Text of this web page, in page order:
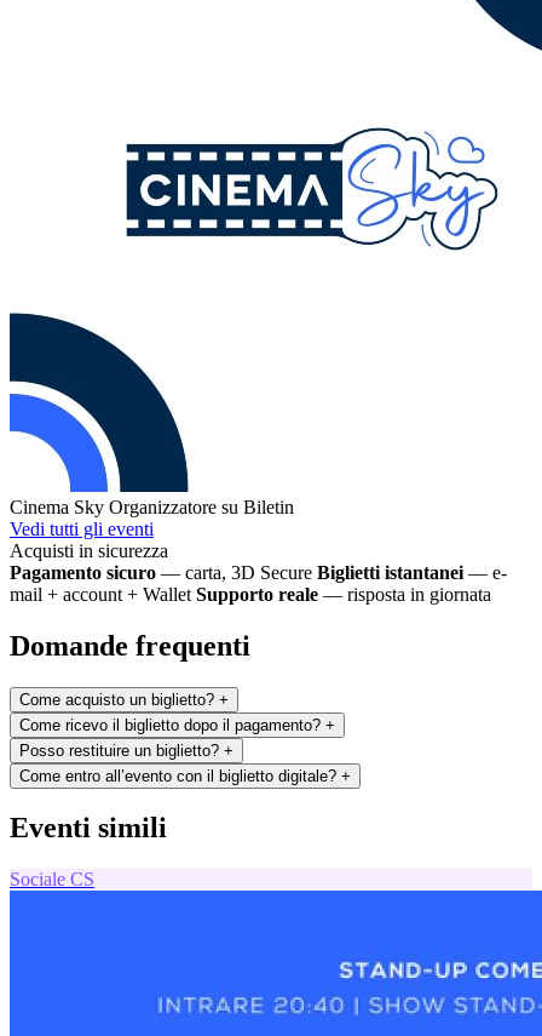
Cinema Sky Organizzatore su Biletin
Vedi tutti gli eventi
Acquisti in sicurezza
Pagamento sicuro — carta, 3D Secure Biglietti istantanei — e-
mail + account + Wallet Supporto reale — risposta in giornata
Domande frequenti
Come acquisto un biglietto? +
Come ricevo il biglietto dopo il pagamento? +
Posso restituire un biglietto? +
Come entro all’evento con il biglietto digitale? +
Eventi simili
Sociale CS